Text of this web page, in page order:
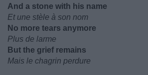
And a stone with his name
Et une stèle à son nom
No more tears anymore
Plus de larme
But the grief remains
Mais le chagrin perdure